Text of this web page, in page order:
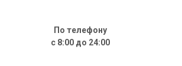
По телефону
с 8:00 до 24:00